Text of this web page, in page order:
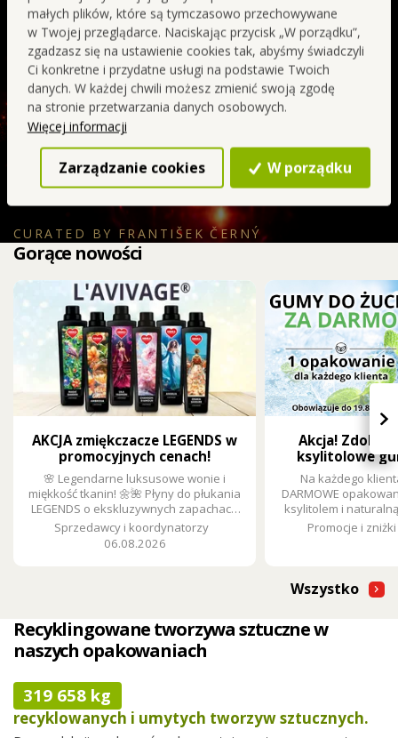
małych plików, które są tymczasowo przechowywane
w Twojej przeglądarce. Naciskając przycisk „W porządku”,
zgadzasz się na ustawienie cookies tak, abyśmy świadczyli
Ci konkretne i przydatne usługi na podstawie Twoich
danych. W każdej chwili możesz zmienić swoją zgodę
na stronie przetwarzania danych osobowych.
Więcej informacji
Zarządzanie cookies W porządku
CURATED BY FRANTIŠEK ČERNÝ
wiśnią tworzy promienny, czerwony owocowy akcent,
intensywny, uwodzicielski i elegancki.
SIGNATURE
jakość
Bez zbędnej
chemii
Kolejne objawienie
Gorące nowości
AKCJA zmiękczacze LEGENDS w
promocyjnych cenach!
🌸 Legendarne luksusowe wonie i
miękkość tkanin! 🌼🌺 Płyny do płukania
LEGENDS o ekskluzywnych zapachach
zamienią każde pranie w doznanie.
Teraz w promocji tylko za 18,90 zł ze
Sprzedawcy i koordynatorzy
06.08.2026
Akcja!
ksylitolowe
Na każdego
DARMOWE
ksylitolem i
Promocje i zniżki
›
Wszystko
Recyklingowane tworzywa sztuczne w
naszych opakowaniach
319 658 kg
recyklowanych i umytych tworzyw sztucznych.